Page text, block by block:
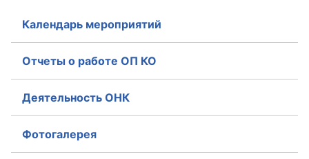
Календарь мероприятий
Отчеты о работе ОП КО
Деятельность ОНК
Фотогалерея